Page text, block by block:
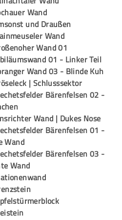
Wand
und Draußen
Wand
Wand 01
01 - Linker Teil
Wand 03 - Blinde Kuh
| Schlusssektor
Bärenfelsen 02 -
Wand | Dukes Nose
Bärenfelsen 01 -
Wand
Bärenfelsen 03 -
Wand